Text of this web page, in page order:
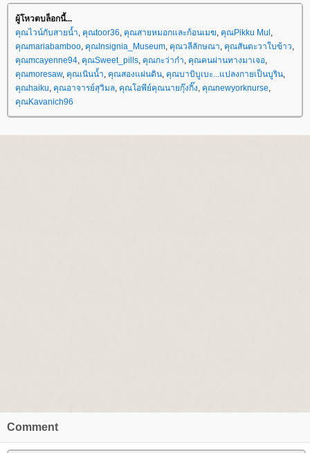
ผู้โหวตบล็อกนี้...
คุณไวน์กับสายน้ำ, คุณtoor36, คุณสายหมอกและก้อนเมฆ, คุณPikku Mul ,
คุณmariabamboo, คุณInsignia_Museum, คุณวลีลักษณา, คุณสันตะวาใบข้าว,
คุณmcayenne94, คุณSweet_pills, คุณกะว่าก๋า, คุณคนผ่านทางมาเจอ,
คุณmoresaw, คุณเนินน้ำ, คุณสองแผ่นดิน, คุณบาบิบูเบะ...แปลงกายเป็นบูริน,
คุณhaiku, คุณอาจารย์สุวิมล, คุณโอพีย์คุณนายกุ๊งกิ๊ง, คุณnewyorknurse,
คุณKavanich96
Comment